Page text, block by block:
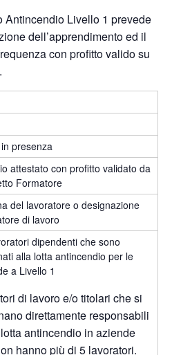
Antincendio Livello 1 prevede
dell’apprendimento ed il
con profitto valido su
presenza
attestato con profitto validato da
Formatore
del lavoratore o designazione
di lavoro
dipendenti che sono
alla lotta antincendio per le
a Livello 1
di lavoro e/o titolari che si
direttamente responsabili
antincendio in aziende
hanno più di 5 lavoratori.